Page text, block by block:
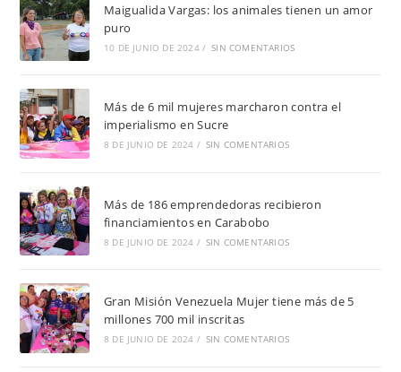
Maigualida Vargas: los animales tienen un amor
puro
10 DE JUNIO DE 2024 / SIN COMENTARIOS
Más de 6 mil mujeres marcharon contra el
imperialismo en Sucre
8 DE JUNIO DE 2024 / SIN COMENTARIOS
Más de 186 emprendedoras recibieron
financiamientos en Carabobo
8 DE JUNIO DE 2024 / SIN COMENTARIOS
Gran Misión Venezuela Mujer tiene más de 5
millones 700 mil inscritas
8 DE JUNIO DE 2024 / SIN COMENTARIOS